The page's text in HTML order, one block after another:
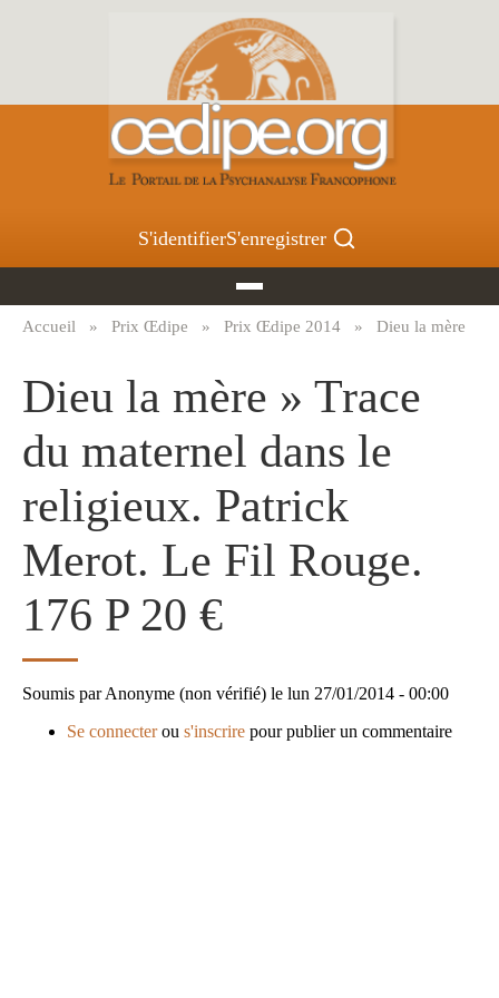
S'identifierS'enregistrer
d'Ariane
Accueil Prix Œdipe Prix Œdipe 2014 Dieu la mère
Dieu la mère » Trace
du maternel dans le
religieux. Patrick
Merot. Le Fil Rouge.
176 P 20 €
Soumis parAnonyme (non vérifié) le lun 27/01/2014 - 00:00
Se connecterou s'inscrire pour publier un commentaire